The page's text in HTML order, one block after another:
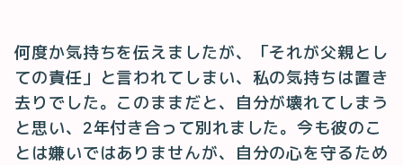
何度か気持ちを伝えましたが、「それが父親とし
ての責任」と言われてしまい、私の気持ちは置き
去りでした。このままだと、自分が壊れてしまう
と思い、2年付き合って別れました。今も彼のこ
とは嫌いではありませんが、自分の心を守るため